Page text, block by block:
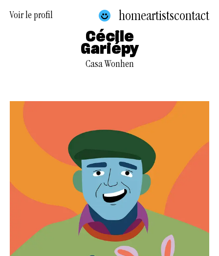
Voir le profil homeartistscontact
Cécile
Gariépy
Casa Wonhen